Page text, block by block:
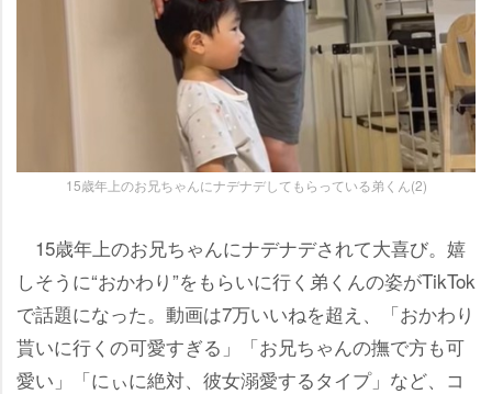
15歳年上のお兄ちゃんにナデナデしてもらっている弟くん(2)
15歳年上のお兄ちゃんにナデナデされて大喜び。嬉
しそうに“おかわり”をもらいに行く弟くんの姿がTikTok
で話題になった。動画は7万いいねを超え、「おかわり
貰いに行くの可愛すぎる」「お兄ちゃんの撫で方も可
愛い」「にぃに絶対、彼女溺愛するタイプ」など、コ